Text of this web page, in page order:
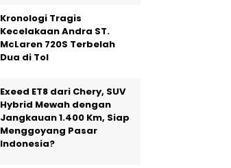
Kronologi Tragis
Kecelakaan Andra ST.
McLaren 720S Terbelah
Dua di Tol
Exeed ET8 dari Chery, SUV
Hybrid Mewah dengan
Jangkauan 1.400 Km, Siap
Menggoyang Pasar
Indonesia?